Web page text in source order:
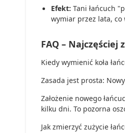
Efekt: Tani łańcuch
wymiar przez lata, co
FAQ –
Kiedy wymienić koła
Zasada jest prosta:
Założenie nowego
kilku dni. To pozorna
Jak zmierzyć zużycie